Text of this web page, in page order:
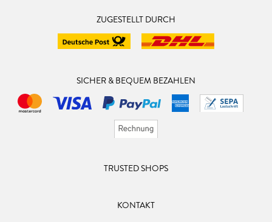
ZUGESTELLT DURCH
SICHER & BEQUEM BEZAHLEN
TRUSTED SHOPS
KONTAKT